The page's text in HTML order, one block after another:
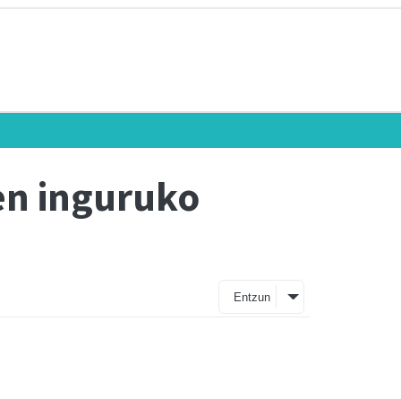
inguruko
Entzun